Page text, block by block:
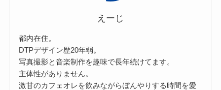
えーじ
都内在住。
DTPデザイン歴20年弱。
写真撮影と音楽制作を趣味で長年続けてます。
主体性がありません。
激甘のカフェオレを飲みながらぼんやりする時間を愛